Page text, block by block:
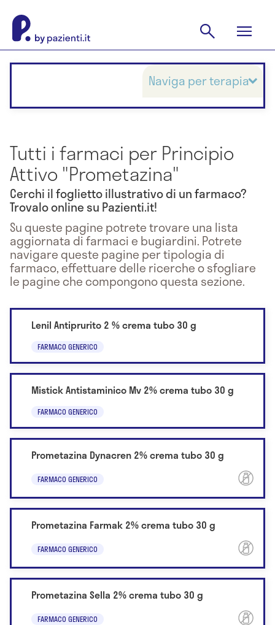
Tutti i farmaci per Principio
Attivo "Prometazina"
Cerchi il foglietto illustrativo di un farmaco?
Trovalo online su Pazienti.it!
Su queste pagine potrete trovare una lista
aggiornata di farmaci e bugiardini. Potrete
navigare queste pagine per tipologia di
farmaco, effettuare delle ricerche o sfogliare
le pagine che compongono questa sezione.
Lenil Antiprurito 2 % crema tubo 30 g
FARMACO GENERICO
Mistick Antistaminico Mv 2% crema tubo 30 g
FARMACO GENERICO
Prometazina Dynacren 2% crema tubo 30 g
FARMACO GENERICO
Prometazina Farmak 2% crema tubo 30 g
FARMACO GENERICO
Prometazina Sella 2% crema tubo 30 g
FARMACO GENERICO
Naviga per terapia